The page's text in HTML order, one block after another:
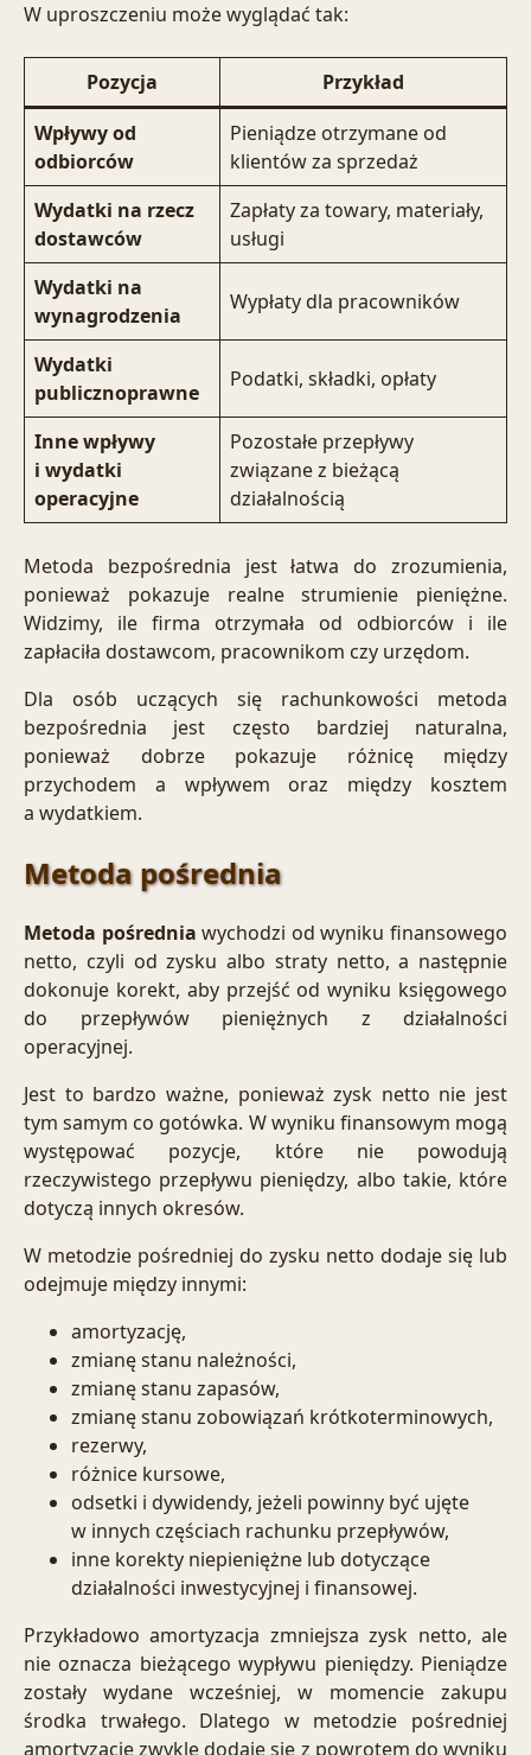
W uproszczeniu może wyglądać tak:
Pozycja
Przykład
Wpływy od
odbiorców
Pieniądze otrzymane od
klientów za sprzedaż
Wydatki na rzecz
dostawców
Zapłaty za towary, materiały,
usługi
Wydatki na
wynagrodzenia
Wypłaty dla pracowników
Wydatki
publicznoprawne
Podatki, składki, opłaty
Inne wpływy
i wydatki
operacyjne
Pozostałe przepływy
związane z bieżącą
działalnością
Metoda bezpośrednia jest łatwa do zrozumienia,
ponieważ pokazuje realne strumienie pieniężne.
Widzimy, ile firma otrzymała od odbiorców i ile
zapłaciła dostawcom, pracownikom czy urzędom.
Dla osób uczących się rachunkowości metoda
bezpośrednia jest często bardziej naturalna,
ponieważ dobrze pokazuje różnicę między
przychodem a wpływem oraz między kosztem
a wydatkiem.
Metoda pośrednia
Metoda pośrednia wychodzi od wyniku finansowego
netto, czyli od zysku albo straty netto, a następnie
dokonuje korekt, aby przejść od wyniku księgowego
do przepływów pieniężnych z działalności
operacyjnej.
Jest to bardzo ważne, ponieważ zysk netto nie jest
tym samym co gotówka. W wyniku finansowym mogą
występować pozycje, które nie powodują
rzeczywistego przepływu pieniędzy, albo takie, które
dotyczą innych okresów.
W metodzie pośredniej do zysku netto dodaje się lub
odejmuje między innymi:
amortyzację,
zmianę stanu należności,
zmianę stanu zapasów,
zmianę stanu zobowiązań krótkoterminowych,
rezerwy,
różnice kursowe,
odsetki i dywidendy, jeżeli powinny być ujęte
w innych częściach rachunku przepływów,
inne korekty niepieniężne lub dotyczące
działalności inwestycyjnej i finansowej.
Przykładowo amortyzacja zmniejsza zysk netto, ale
nie oznacza bieżącego wypływu pieniędzy. Pieniądze
zostały wydane wcześniej, w momencie zakupu
środka trwałego. Dlatego w metodzie pośredniej
amortyzację zwykle dodaje się z powrotem do wyniku